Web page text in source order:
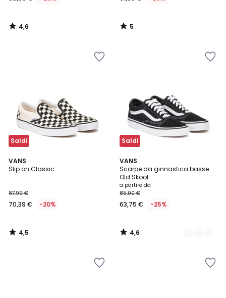
4,6
/
5
/
Saldi
VANS
Slip on Classic
87,99 €
70,39 € -20%
4,5
/ 5
4,5
/
Saldi
VANS
Scarpe da ginnastica basse
Old Skool
a partire da
85,00 €
63,75 € -25%
4,6
/ 5
2
Colori
4,6
/